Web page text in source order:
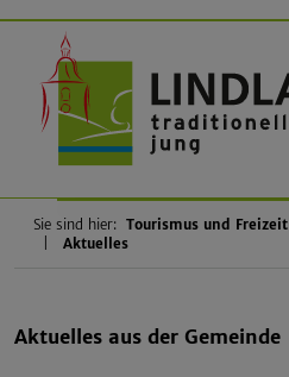
Sie sind hier: Tourismus und Freizeit
Aktuelles
Aktuelles aus der Gemeinde